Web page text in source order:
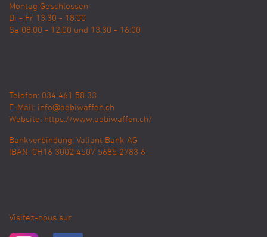
Montag Geschlossen
Di - Fr 13:30 - 18:00
Sa 08:00 - 12:00 und 13:30 - 16:00
Telefon: 034 461 58 33
E-Mail: info@aebiwaffen.ch
Website: https://www.aebiwaffen.ch/
Bankverbindung: Valiant Bank AG
IBAN: CH16 3002 4507 5685 2783 6
Visitez-nous sur